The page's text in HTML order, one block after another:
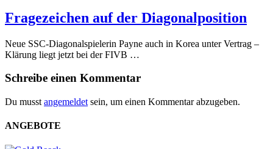
Fragezeichen auf der Diagonalposition
Neue SSC-Diagonalspielerin Payne auch in Korea unter Vertrag –
Klärung liegt jetzt bei der FIVB …
Schreibe einen Kommentar
Du musst angemeldet sein, um einen Kommentar abzugeben.
ANGEBOTE